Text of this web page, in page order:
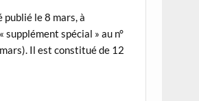
publié le 8 mars, à
spécial » au n°
Il est constitué de 12